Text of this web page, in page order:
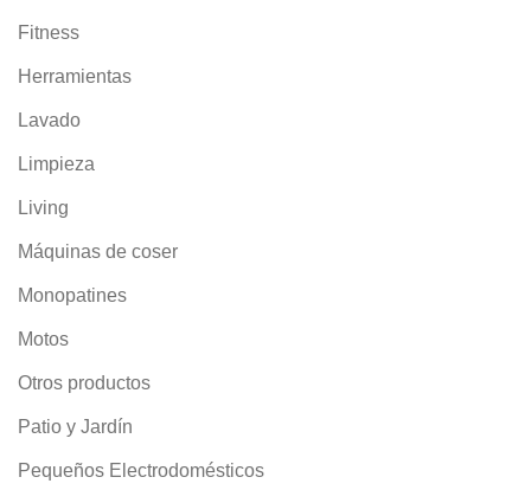
Fitness
Herramientas
Lavado
Limpieza
Living
Máquinas de coser
Monopatines
Motos
Otros productos
Patio y Jardín
Pequeños Electrodomésticos